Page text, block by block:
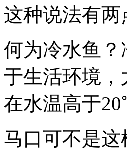
这种说法有
何为冷水鱼
于生活环境
在水温高于
马口可不是